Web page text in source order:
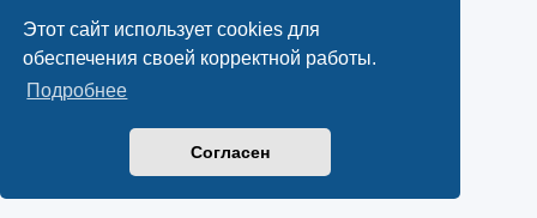
Этот сайт использует cookies для
обеспечения своей корректной работы.
Подробнее
Согласен